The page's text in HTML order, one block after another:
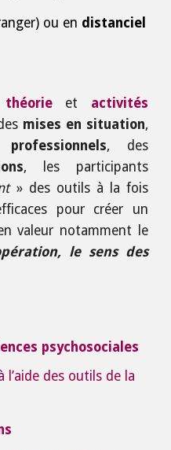
ou en distanciel
théorie et activités
mises en situation,
, des
, les participants
» des outils à la fois
pour créer un
valeur notamment le
le sens des
psychosociales
l’aide des outils de la